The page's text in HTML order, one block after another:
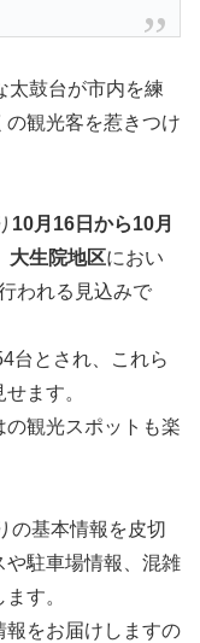
太鼓台が市内を練
の観光客を惹きつけ
10月16日から10月
大生院地区におい
われる見込みで
台とされ、これら
ます。
観光スポットも楽
の基本情報を皮切
や駐車場情報、混雑
す。
報をお届けしますの